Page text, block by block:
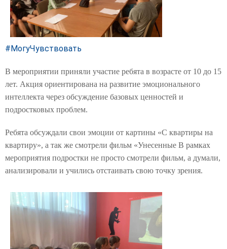
#МогуЧувствовать
В мероприятии приняли участие ребята в возрасте от 10 до 15
лет. Акция ориентирована на развитие эмоционального
интеллекта через обсуждение базовых ценностей и
подростковых проблем.
Ребята обсуждали свои эмоции от картины «С квартиры на
квартиру», а так же смотрели фильм «Унесенные В рамках
мероприятия подростки не просто смотрели фильм, а думали,
анализировали и учились отстаивать свою точку зрения.